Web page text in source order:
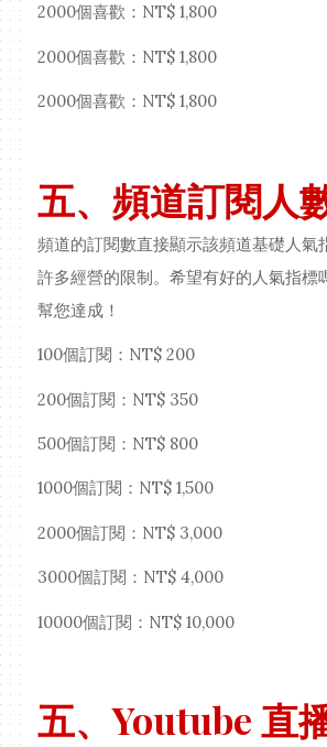
2000個喜歡：NT$ 1,800
2000個喜歡：NT$ 1,800
2000個喜歡：NT$ 1,800
五、頻道訂閱人
頻道的訂閱數直接顯示該頻道基礎人氣
許多經營的限制。希望有好的人氣指標
幫您達成！
100個訂閱：NT$ 200
200個訂閱：NT$ 350
500個訂閱：NT$ 800
1000個訂閱：NT$ 1,500
2000個訂閱：NT$ 3,000
3000個訂閱：NT$ 4,000
10000個訂閱：NT$ 10,000
五、Youtube 直